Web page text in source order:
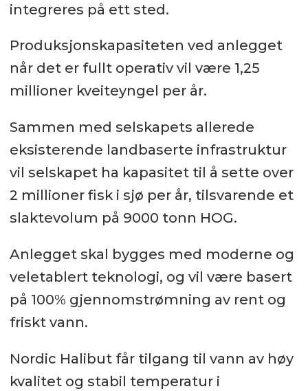
integreres på ett sted.
Produksjonskapasiteten ved anlegget
når det er fullt operativ vil være 1,25
millioner kveiteyngel per år.
Sammen med selskapets allerede
eksisterende landbaserte infrastruktur
vil selskapet ha kapasitet til å sette over
2 millioner fisk i sjø per år, tilsvarende et
slaktevolum på 9000 tonn HOG.
Anlegget skal bygges med moderne og
veletablert teknologi, og vil være basert
på 100% gjennomstrømning av rent og
friskt vann.
Nordic Halibut får tilgang til vann av høy
kvalitet og stabil temperatur i